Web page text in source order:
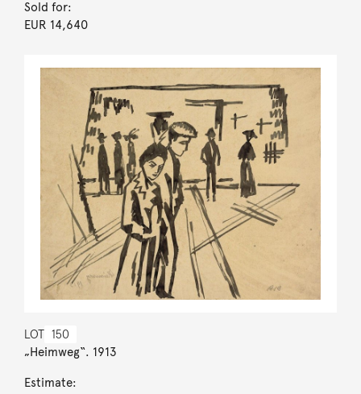
Sold for:
EUR 14,640
LOT 150
„Heimweg“. 1913
Estimate: